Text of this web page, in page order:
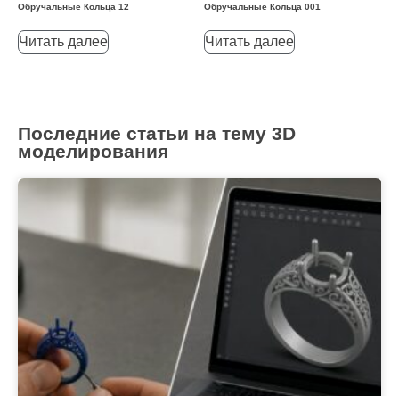
Обручальные Кольца 12
Читать далее
Обручальные Кольца 001
Читать далее
Последние статьи на тему 3D
моделирования